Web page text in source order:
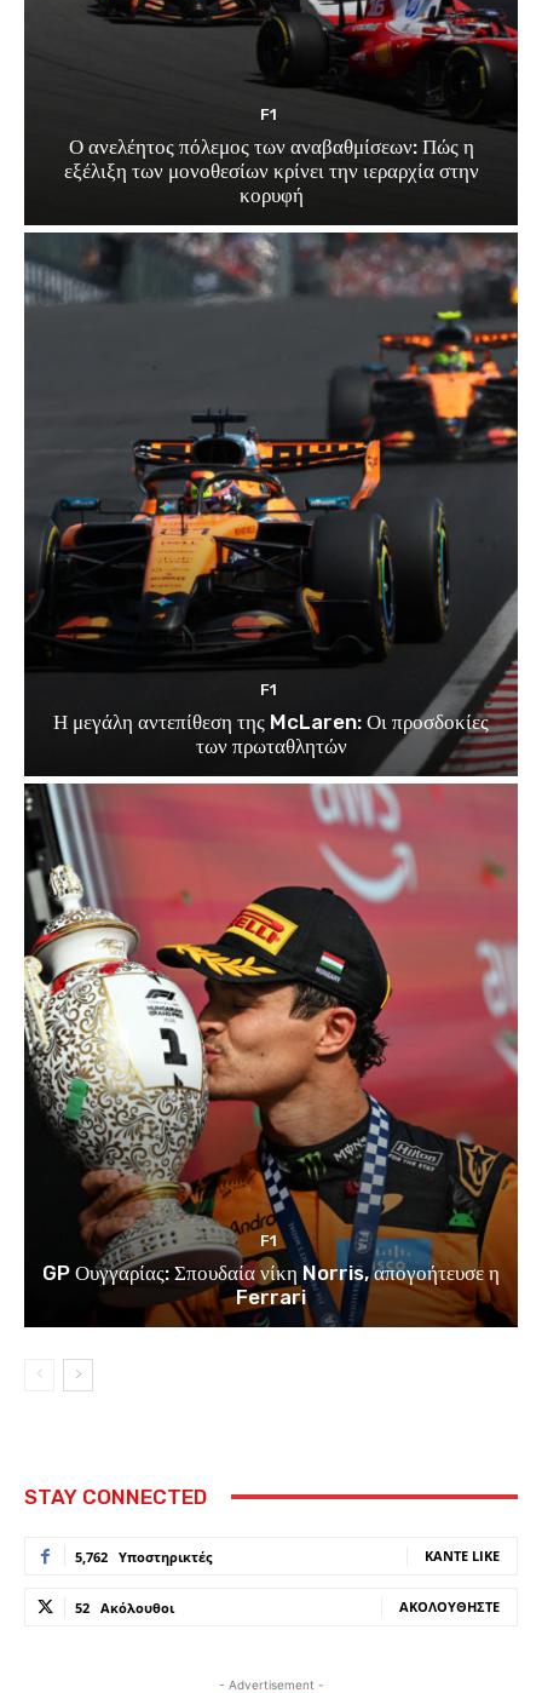
F1
Ο ανελέητος πόλεμος των αναβαθμίσεων: Πώς η
εξέλιξη των μονοθεσίων κρίνει την ιεραρχία στην
κορυφή
F1
Η μεγάλη αντεπίθεση της McLaren: Οι προσδοκίες
των πρωταθλητών
F1
GP Ουγγαρίας: Σπουδαία νίκη Norris, απογοήτευσε η
Ferrari
STAY CONNECTED
5,762 Υποστηρικτές ΚΆΝΤΕ LIKE
52 Ακόλουθοι ΑΚΟΛΟΥΘΉΣΤΕ
- Advertisement -